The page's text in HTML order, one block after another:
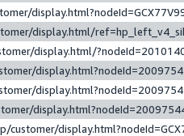
display.html/
display.html/